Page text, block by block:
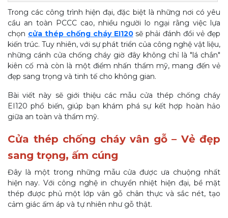
Trong các công trình hiện đại, đặc biệt là những nơi có yêu
cầu an toàn PCCC cao, nhiều người lo ngại rằng việc lựa
chọn cửa thép chống cháy EI120sẽ phải đánh đổi vẻ đẹp
kiến trúc. Tuy nhiên, với sự phát triển của công nghệ vật liệu,
những cánh cửa chống cháy giờ đây không chỉ là "lá chắn"
kiên cố mà còn là một điểm nhấn thẩm mỹ, mang đến vẻ
đẹp sang trọng và tinh tế cho không gian.
Bài viết này sẽ giới thiệu các mẫu cửa thép chống cháy
EI120 phổ biến, giúp bạn khám phá sự kết hợp hoàn hảo
giữa an toàn và thẩm mỹ.
Cửa thép chống cháy vân gỗ – Vẻ đẹp
sang trọng, ấm cúng
Đây là một trong những mẫu cửa được ưa chuộng nhất
hiện nay. Với công nghệ in chuyển nhiệt hiện đại, bề mặt
thép được phủ một lớp vân gỗ chân thực và sắc nét, tạo
cảm giác ấm áp và tự nhiên như gỗ thật.